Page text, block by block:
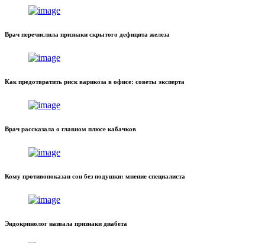
Врач перечислила признаки скрытого дефицита железа
Как предотвратить риск варикоза в офисе: советы эксперта
Врач рассказала о главном плюсе кабачков
Кому противопоказан сон без подушки: мнение специалиста
Эндокринолог назвала признаки диабета